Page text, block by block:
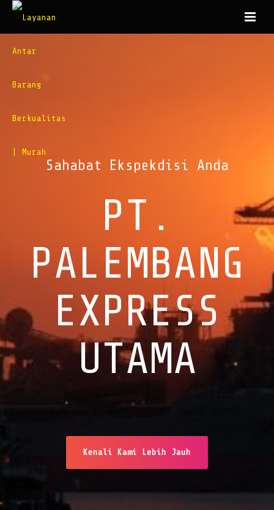
Sahabat Ekspekdisi Anda
PT.
PALEMBANG
EXPRESS
UTAMA
Kenali Kami Lebih Jauh